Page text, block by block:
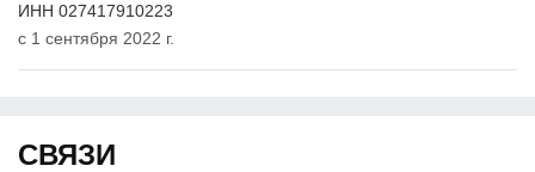
ИНН 027417910223
с 1 сентября 2022 г.
СВЯЗИ